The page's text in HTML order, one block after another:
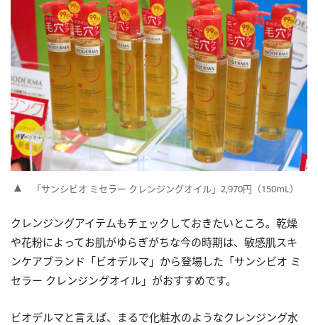
「サンシビオ ミセラー クレンジングオイル」2,970円（150mL）
クレンジングアイテムもチェックしておきたいところ。乾燥
や花粉によってお肌がゆらぎがちな今の時期は、敏感肌スキ
ンケアブランド「ビオデルマ」から登場した「サンシビオ ミ
セラー クレンジングオイル」がおすすめです。
ビオデルマと言えば、まるで化粧水のようなクレンジング水